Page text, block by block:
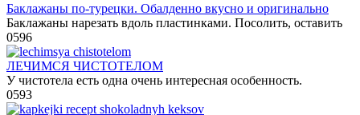
Баклажаны по-турецки. Обалденно вкусно и оригинально
Баклажаны нарезать вдоль пластинками. Посолить, оставить
0596
ЛЕЧИМСЯ ЧИСТОТЕЛОМ
У чистотела есть одна очень интересная особенность.
0593